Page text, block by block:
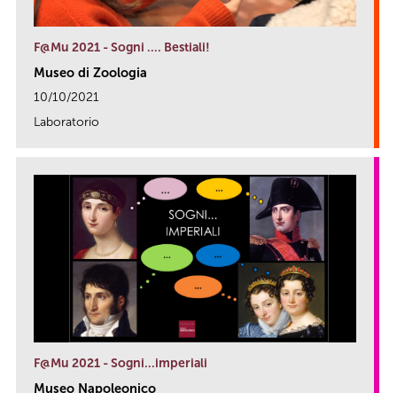
F@Mu 2021 - Sogni …. Bestiali!
Museo di Zoologia
10/10/2021
Laboratorio
F@Mu 2021 - Sogni…imperiali
Museo Napoleonico